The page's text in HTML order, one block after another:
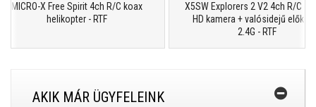
MICRO-X Free Spirit 4ch R/C koax
helikopter - RTF
X5SW Explorers 2 V2 4ch R/C
HD kamera + valósidejű előkép +
2.4G - RTF
AKIK MÁR ÜGYFELEINK